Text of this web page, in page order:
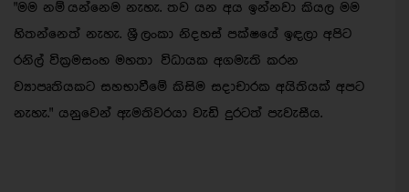
"මම නම් යන්නෙම නැහැ. තව යන අය ඉන්නවා කියල මම
හිතන්නෙත් නැහැ. ශ‍්‍රී ලංකා නිදහස් පක්ෂයේ ඉඳලා අපිට
රනිල් වික‍්‍රමසංහ මහතා විධායක අගමැති කරන
ව්‍යාපෘතියකට සහභාවීමේ කිසිම සදාචාරක අයිතියක් අපට
නැහැ." යනුවෙන් ඇමතිවරයා වැඩි දුරටත් පැවැසීය.